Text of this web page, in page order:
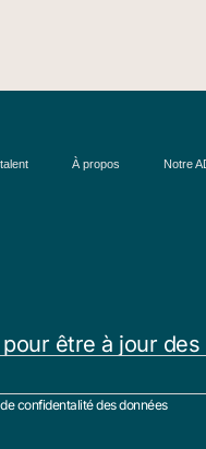
À propos Notre
être à jour
confidentalité des données